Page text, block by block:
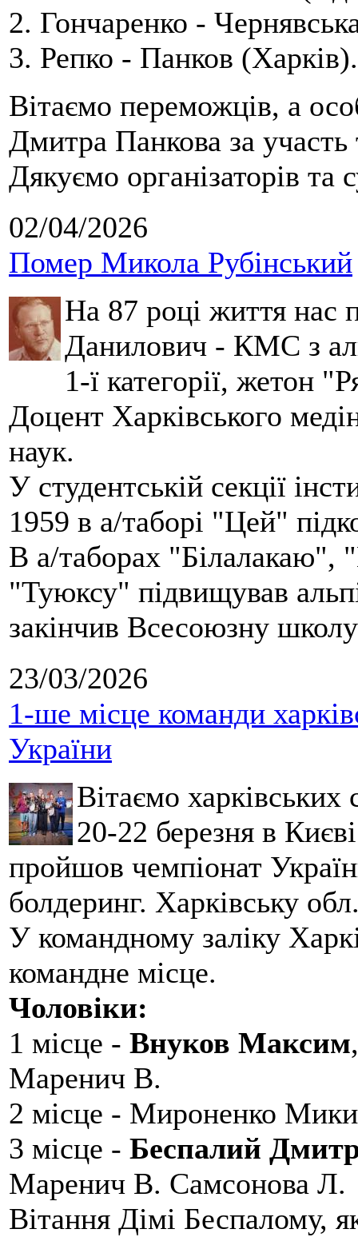
2. Гончаренко -
3. Репко - Панков (Харків).
Вітаємо переможців, а
Дмитра Панкова за
Дякуємо організаторів та
02/04/2026
Помер Микола Рубінський
На 87 році життя нас
Данилович - КМС з
1-ї категорії, жетон
Доцент Харківського
наук.
У студентській секції
1959 в а/таборі "Цей"
В а/таборах "Білалакаю",
"Туюксу" підвищував
закінчив Всесоюзну
23/03/2026
1-ше місце команди
України
Вітаємо
20-22 березня в
пройшов чемпіонат
болдеринг. Харківську
У командному заліку
командне місце.
Чоловіки:
1 місце - Внуков Максим
Маренич В.
2 місце - Мироненко
3 місце - Беспалий
Маренич В. Самсонова Л.
Вітання Дімі Беспалому,